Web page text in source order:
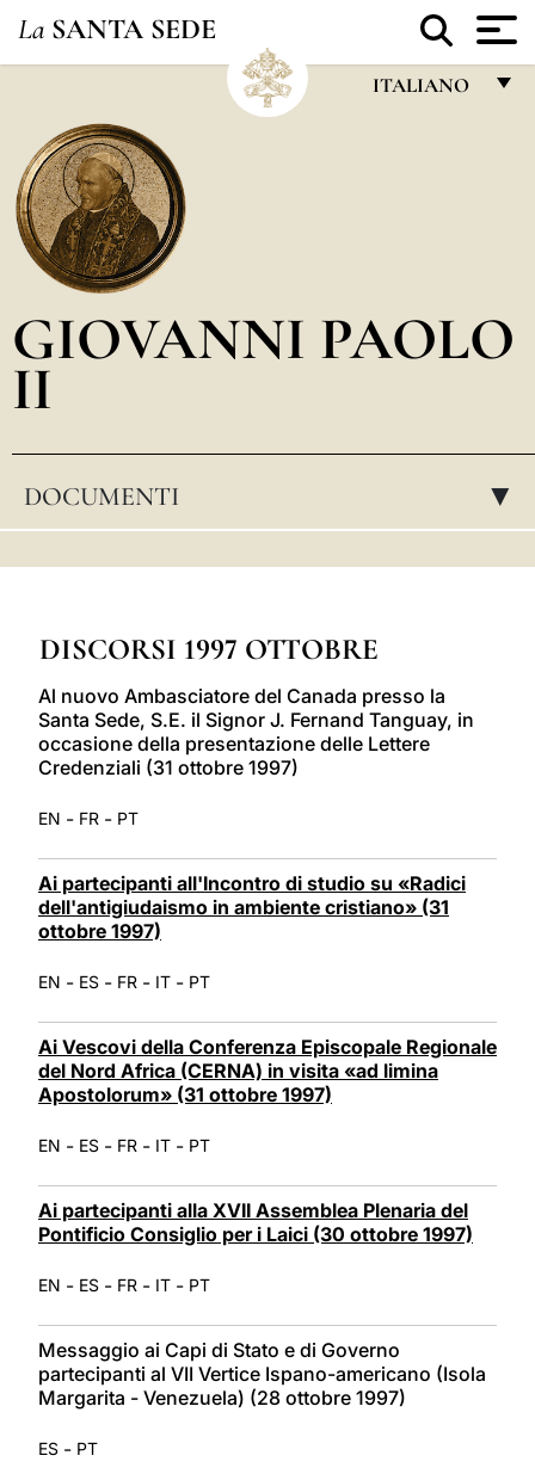
La SANTA SEDE
ITALIANO
ESPAÑOL
DEUTSCH
العربيّة
GIOVANNI PAOLO
II
DOCUMENTI ▸
DISCORSI 1997 OTTOBRE
Al nuovo Ambasciatore del Canada presso la
Santa Sede, S.E. il Signor J. Fernand Tanguay, in
occasione della presentazione delle Lettere
Credenziali (31 ottobre 1997)
EN - FR - PT
Ai partecipanti all'Incontro di studio su «Radici
dell'antigiudaismo in ambiente cristiano» (31
ottobre 1997)
EN - ES - FR - IT - PT
Ai Vescovi della Conferenza Episcopale Regionale
del Nord Africa (CERNA) in visita «ad limina
Apostolorum» (31 ottobre 1997)
EN - ES - FR - IT - PT
Ai partecipanti alla XVII Assemblea Plenaria del
Pontificio Consiglio per i Laici (30 ottobre 1997)
EN - ES - FR - IT - PT
Messaggio ai Capi di Stato e di Governo
partecipanti al VII Vertice Ispano-americano (Isola
Margarita - Venezuela) (28 ottobre 1997)
ES - PT